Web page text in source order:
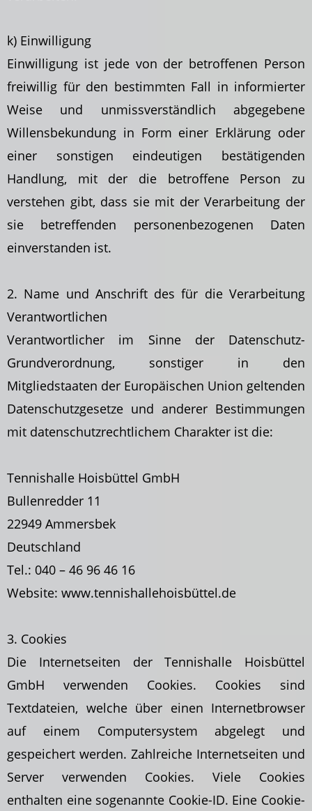
k) Einwilligung
Einwilligung ist jede von der betroffenen Person
freiwillig für den bestimmten Fall in informierter
Weise und unmissverständlich abgegebene
Willensbekundung in Form einer Erklärung oder
einer sonstigen eindeutigen bestätigenden
Handlung, mit der die betroffene Person zu
verstehen gibt, dass sie mit der Verarbeitung der
sie betreffenden personenbezogenen Daten
einverstanden ist.
2. Name und Anschrift des für die Verarbeitung
Verantwortlichen
Verantwortlicher im Sinne der Datenschutz-
Grundverordnung, sonstiger in den
Mitgliedstaaten der Europäischen Union geltenden
Datenschutzgesetze und anderer Bestimmungen
mit datenschutzrechtlichem Charakter ist die:
Tennishalle Hoisbüttel GmbH
Bullenredder 11
22949 Ammersbek
Deutschland
Tel.: 040 – 46 96 46 16
Website: www.tennishallehoisbüttel.de
3. Cookies
Die Internetseiten der Tennishalle Hoisbüttel
GmbH verwenden Cookies. Cookies sind
Textdateien, welche über einen Internetbrowser
auf einem Computersystem abgelegt und
gespeichert werden. Zahlreiche Internetseiten und
Server verwenden Cookies. Viele Cookies
enthalten eine sogenannte Cookie-ID. Eine Cookie-